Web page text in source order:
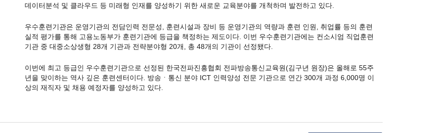
데이터분석 및 클라우드 등 미래형 인재를 양성하기 위한 새로운 교육분야를 개척하며 발전하고 있다.
우수훈련기관은 운영기관의 전담인력 전문성, 훈련시설과 장비 등 운영기관의 역량과 훈련 인원, 취업률 등의 훈련
실적 평가를 통해 고용노동부가 훈련기관에 등급을 책정하는 제도이다. 이번 우수훈련기관에는 컨소시엄 직업훈련
기관 중 대중소상생형 28개 기관과 전략분야형 20개, 총 48개의 기관이 선정됐다.
이번에 최고 등급인 우수훈련기관으로 선정된 한국전파진흥협회 전파방송통신교육원(김구년 원장)은 올해로 55주
년을 맞이하는 역사 깊은 훈련센터이다. 방송ㆍ통신 분야 ICT 인력양성 전문 기관으로 연간 300개 과정 6,000명 이
상의 재직자 및 채용 예정자를 양성하고 있다.